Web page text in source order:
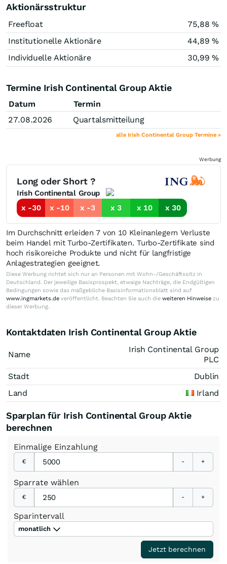
Aktionärsstruktur
Freefloat
75,88 %
Institutionelle Aktionäre
44,89 %
Individuelle Aktionäre
30,99 %
Termine Irish Continental Group Aktie
Datum
Termin
27.08.2026
Quartalsmitteilung
alle Irish Continental Group Termine »
Werbung
Long oder Short ?
Irish Continental Group
x -30
x -10 x -3 x 3 x 10 x 30
Im Durchschnitt erleiden 7 von 10 Kleinanlegern Verluste
beim Handel mit Turbo-Zertifikaten. Turbo-Zertifikate sind
hoch risikoreiche Produkte und nicht für langfristige
Anlagestrategien geeignet.
Diese Werbung richtet sich nur an Personen mit Wohn-/Geschäftssitz in
Deutschland. Der jeweilige Basisprospekt, etwaige Nachträge, die Endgültigen
Bedingungen sowie das maßgebliche Basisinformationsblatt sind auf
www.ingmarkets.de veröffentlicht. Beachten Sie auch die weiteren Hinweise zu
dieser Werbung.
Kontaktdaten Irish Continental Group Aktie
Name
Irish Continental Group
PLC
Stadt
Dublin
Land
Irland
Sparplan für Irish Continental Group Aktie
berechnen
Einmalige Einzahlung
€ - +
Sparrate wählen
€ - +
Sparintervall
monatlich
Jetzt berechnen